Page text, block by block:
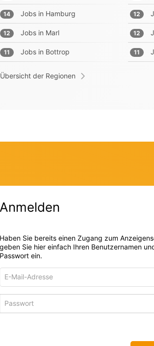
14 Jobs in Hamburg 12
12 Jobs in Marl 12
11 Jobs in Bottrop 11
Übersicht der Regionen
Anmelden
Haben Sie bereits einen Zugang zum
geben Sie hier einfach Ihren Benutzernamen
Passwort ein.
Adresse
zum
Anmelden